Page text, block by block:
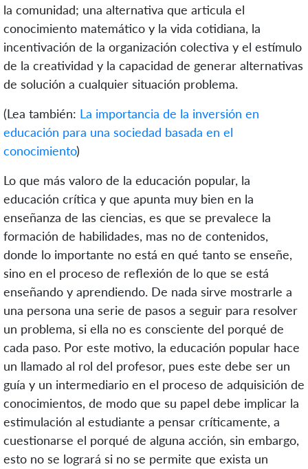
la comunidad; una alternativa que articula el
conocimiento matemático y la vida cotidiana, la
incentivación de la organización colectiva y el estímulo
de la creatividad y la capacidad de generar alternativas
de solución a cualquier situación problema.
(Lea también: La importancia de la inversión en
educación para una sociedad basada en el
conocimiento)
Lo que más valoro de la educación popular, la
educación crítica y que apunta muy bien en la
enseñanza de las ciencias, es que se prevalece la
formación de habilidades, mas no de contenidos,
donde lo importante no está en qué tanto se enseñe,
sino en el proceso de reflexión de lo que se está
enseñando y aprendiendo. De nada sirve mostrarle a
una persona una serie de pasos a seguir para resolver
un problema, si ella no es consciente del porqué de
cada paso. Por este motivo, la educación popular hace
un llamado al rol del profesor, pues este debe ser un
guía y un intermediario en el proceso de adquisición de
conocimientos, de modo que su papel debe implicar la
estimulación al estudiante a pensar críticamente, a
cuestionarse el porqué de alguna acción, sin embargo,
esto no se logrará si no se permite que exista un